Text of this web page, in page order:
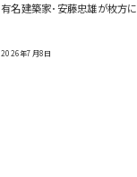
有名建築家･安藤忠雄が枚方に
2026年7月8日